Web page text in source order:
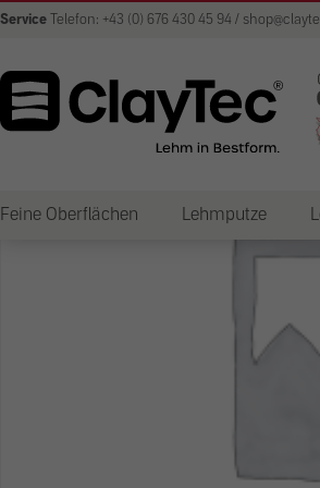
Service Telefon: +43 (0) 676 430 45 94 /
Feine Oberflächen Lehmputze